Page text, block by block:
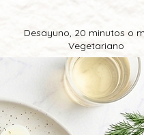
Desayuno, 20 minutos o
Vegetariano